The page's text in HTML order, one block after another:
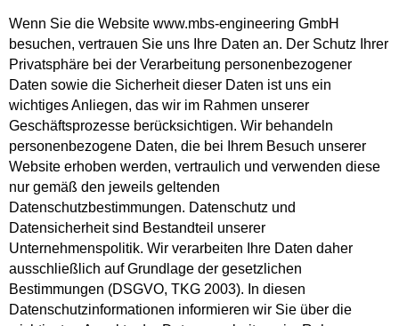
Wenn Sie die Website www.mbs-engineering GmbH
besuchen, vertrauen Sie uns Ihre Daten an. Der Schutz Ihrer
Privatsphäre bei der Verarbeitung personenbezogener
Daten sowie die Sicherheit dieser Daten ist uns ein
wichtiges Anliegen, das wir im Rahmen unserer
Geschäftsprozesse berücksichtigen. Wir behandeln
personenbezogene Daten, die bei Ihrem Besuch unserer
Website erhoben werden, vertraulich und verwenden diese
nur gemäß den jeweils geltenden
Datenschutzbestimmungen. Datenschutz und
Datensicherheit sind Bestandteil unserer
Unternehmenspolitik. Wir verarbeiten Ihre Daten daher
ausschließlich auf Grundlage der gesetzlichen
Bestimmungen (DSGVO, TKG 2003). In diesen
Datenschutzinformationen informieren wir Sie über die